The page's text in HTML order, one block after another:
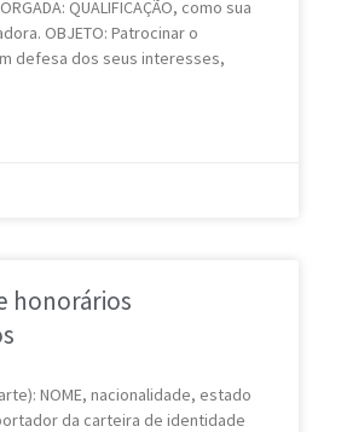
QUALIFICAÇÃO, como sua
OBJETO: Patrocinar o
defesa dos seus interesses,
honorários
NOME, nacionalidade, estado
da carteira de identidade